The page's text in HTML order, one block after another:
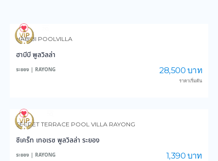
84
HABIBI POOLVILLA
ฮาบีบี พูลวิลล่า
ระยอง | RAYONG 28,500 บาท
ราคาเริ่มต้น
108
SECRET TERRACE POOL VILLA RAYONG
ซีเคร็ท เทอเรซ พูลวิลล่า ระยอง
ระยอง | RAYONG 1,390 บาท